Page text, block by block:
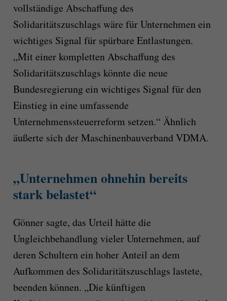
vollständige Abschaffung des
Solidaritätszuschlags wäre für Unternehmen ein
wichtiges Signal für spürbare Entlastungen.
„Mit einer kompletten Abschaffung des
Solidaritätszuschlags könnte die neue
Bundesregierung ein wichtiges Signal für den
Einstieg in eine umfassende
Unternehmenssteuerreform setzen.“ Ähnlich
äußerte sich der Maschinenbauverband VDMA.
„Unternehmen ohnehin bereits
stark belastet“
Gönner sagte, das Urteil hätte die
Ungleichbehandlung vieler Unternehmen, auf
deren Schultern ein hoher Anteil an dem
Aufkommen des Solidaritätszuschlags lastete,
beenden können. „Die künftigen